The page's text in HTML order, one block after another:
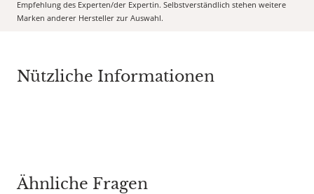
Empfehlung des Experten/der Expertin. Selbstverständlich stehen weitere
Marken anderer Hersteller zur Auswahl.
Nützliche Informationen
Ähnliche Fragen